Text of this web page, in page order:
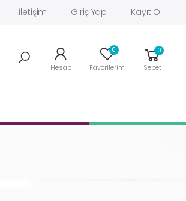
İletişim Giriş Yap Kayıt Ol
Hesap
0
Favorilerim
0
Sepet